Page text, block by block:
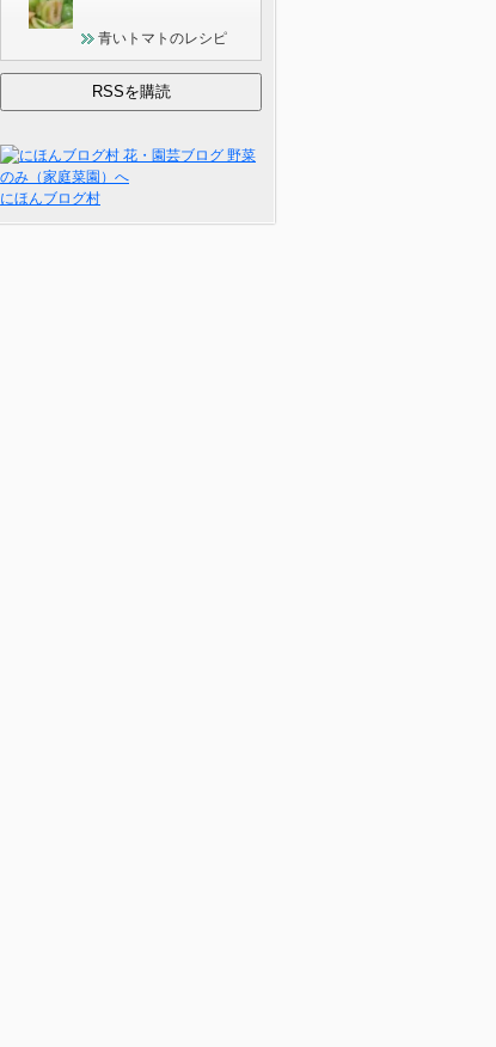
青いトマトのレシピ
にほんブログ村